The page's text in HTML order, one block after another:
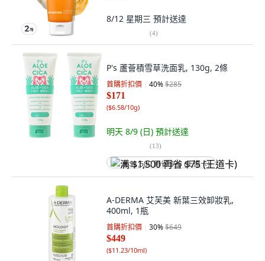
8/12 星期三 預計送達
(4)
P's 蘆薈積雪草洗面乳, 130g, 2條
首購折扣價 40%$285
$171
($6.58/10g)
明天 8/9 (日) 預計送達
(13)
满 $1,500 再省 $75 (王道卡)
A-DERMA 艾芙美 新葉三效卸妝乳,
400ml, 1瓶
首購折扣價 30%$649
$449
($11.23/10ml)